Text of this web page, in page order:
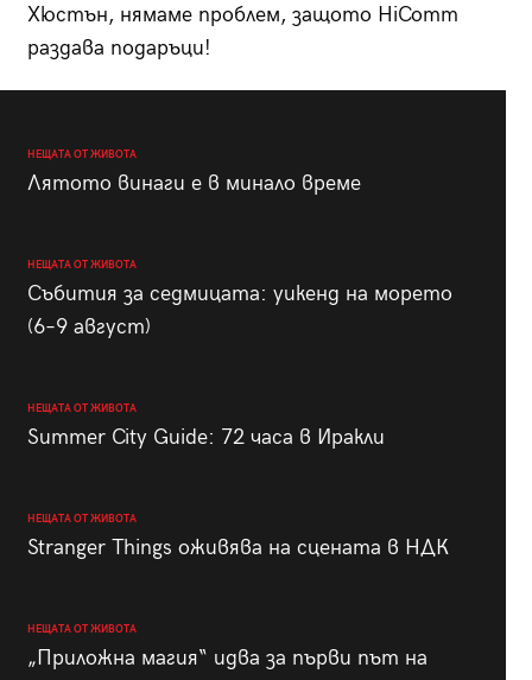
Хюстън, нямаме проблем, защото HiComm
раздава подаръци!
НЕЩАТА ОТ ЖИВОТА
Лятото винаги е в минало време
НЕЩАТА ОТ ЖИВОТА
Събития за седмицата: уикенд на морето
(6–9 август)
НЕЩАТА ОТ ЖИВОТА
Summer City Guide: 72 часа в Иракли
НЕЩАТА ОТ ЖИВОТА
Stranger Things оживява на сцената в НДК
НЕЩАТА ОТ ЖИВОТА
„Приложна магия“ идва за първи път на